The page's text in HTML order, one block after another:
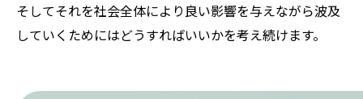
そしてそれを社会全体により良い影響を与えながら波及
していくためにはどうすればいいかを考え続けます。